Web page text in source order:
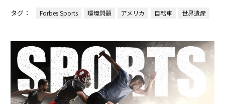
タグ： Forbes Sports 環境問題 アメリカ 自転車 世界遺産